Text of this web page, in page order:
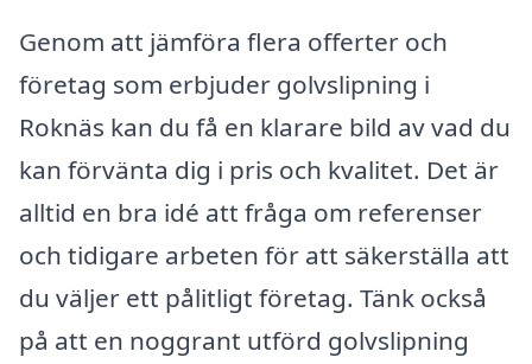
Genom att jämföra flera offerter och
företag som erbjuder golvslipning i
Roknäs kan du få en klarare bild av vad du
kan förvänta dig i pris och kvalitet. Det är
alltid en bra idé att fråga om referenser
och tidigare arbeten för att säkerställa att
du väljer ett pålitligt företag. Tänk också
på att en noggrant utförd golvslipning